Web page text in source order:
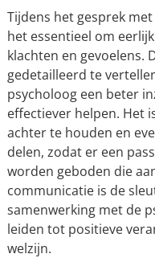
Tijdens het gesprek
het essentieel om
klachten en gevoelens.
gedetailleerd te
psycholoog een beter
effectiever helpen. Het
achter te houden en
delen, zodat er een
worden geboden die
communicatie is de
samenwerking met de
leiden tot positieve
welzijn.